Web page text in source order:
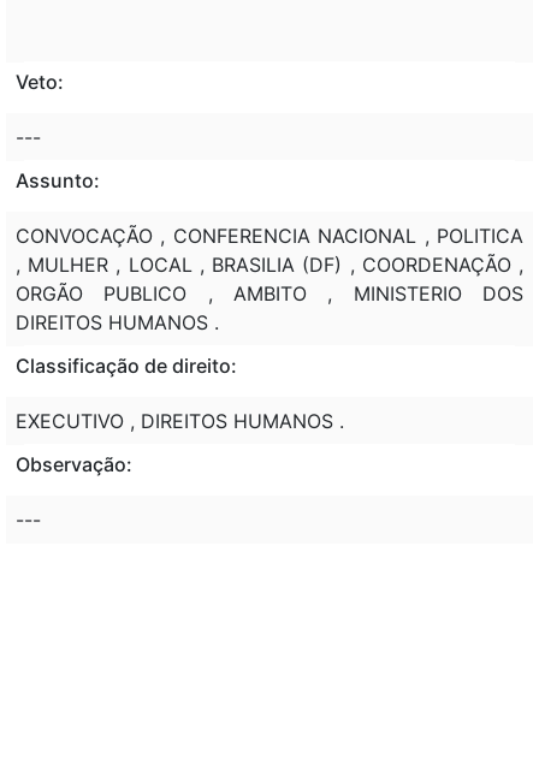
Veto:
---
Assunto:
CONVOCAÇÃO , CONFERENCIA NACIONAL , POLITICA
, MULHER , LOCAL , BRASILIA (DF) , COORDENAÇÃO ,
ORGÃO PUBLICO , AMBITO , MINISTERIO DOS
DIREITOS HUMANOS .
Classificação de direito:
EXECUTIVO , DIREITOS HUMANOS .
Observação:
---